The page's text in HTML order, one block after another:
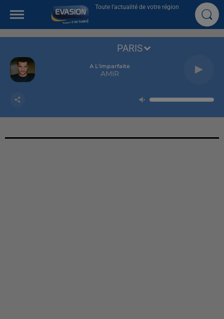
Toute l'actualité de votre région
A L'imparfaite
AMIR
PARIS